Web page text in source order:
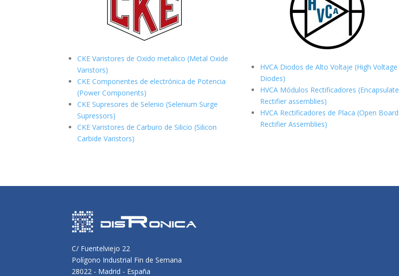
CKE Varistores de Oxido metalico (Metal Oxide
Varistors)
CKE Componentes de electrónica de Potencia
(Power Components)
CKE Supresores de Selenio (Selenium Surge
Supressors)
CKE Varistores de Carburo de Silicio (Silicon
Carbide Varistors)
HVCA Diodos de Alto Voltaje (High Voltage
Diodes)
HVCA Módulos Rectificadores (Encapsulate
Rectifier assemblies)
HVCA Rectificadores de Placa (Open Board
Rectifier Assemblies)
C/ Fuentelviejo 22
Polígono Industrial Fin de Semana
28022 - Madrid - España